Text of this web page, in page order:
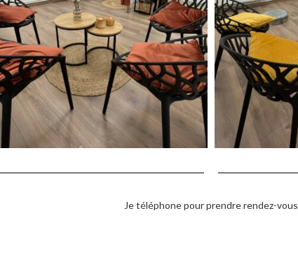
Je téléphone pour prendre rendez-vous